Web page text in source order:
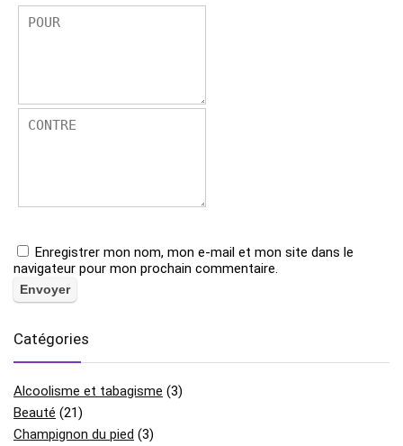
Enregistrer mon nom, mon e-mail et mon site dans le
navigateur pour mon prochain commentaire.
Catégories
Alcoolisme et tabagisme (3)
Beauté (21)
Champignon du pied (3)